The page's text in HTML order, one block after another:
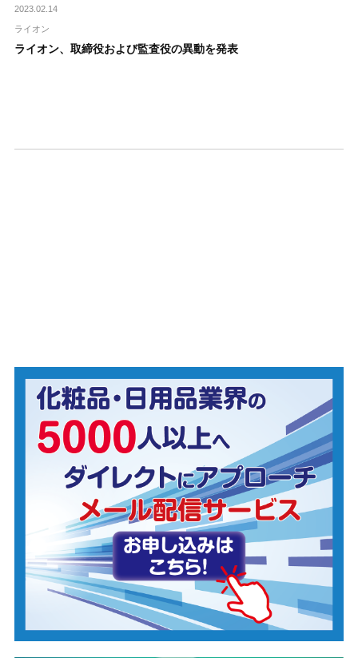
2023.02.14
ライオン
ライオン、取締役および監査役の異動を発表